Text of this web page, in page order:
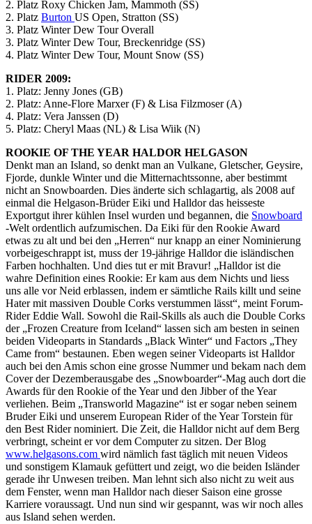
2. Platz Roxy Chicken Jam, Mammoth (SS)
2. Platz Burton US Open, Stratton (SS)
3. Platz Winter Dew Tour Overall
3. Platz Winter Dew Tour, Breckenridge (SS)
4. Platz Winter Dew Tour, Mount Snow (SS)
RIDER 2009:
1. Platz: Jenny Jones (GB)
2. Platz: Anne-Flore Marxer (F) & Lisa Filzmoser (A)
4. Platz: Vera Janssen (D)
5. Platz: Cheryl Maas (NL) & Lisa Wiik (N)
ROOKIE OF THE YEAR HALDOR HELGASON
Denkt man an Island, so denkt man an Vulkane, Gletscher, Geysire,
Fjorde, dunkle Winter und die Mitternachtssonne, aber bestimmt
nicht an Snowboarden. Dies änderte sich schlagartig, als 2008 auf
einmal die Helgason-Brüder Eiki und Halldor das heisseste
Exportgut ihrer kühlen Insel wurden und begannen, die Snowboard
-Welt ordentlich aufzumischen. Da Eiki für den Rookie Award
etwas zu alt und bei den „Herren“ nur knapp an einer Nominierung
vorbeigeschrappt ist, muss der 19-jährige Halldor die isländischen
Farben hochhalten. Und dies tut er mit Bravur! „Halldor ist die
wahre Definition eines Rookie: Er kam aus dem Nichts und liess
uns alle vor Neid erblassen, indem er sämtliche Rails killt und seine
Hater mit massiven Double Corks verstummen lässt“, meint Forum-
Rider Eddie Wall. Sowohl die Rail-Skills als auch die Double Corks
der „Frozen Creature from Iceland“ lassen sich am besten in seinen
beiden Videoparts in Standards „Black Winter“ und Factors „They
Came from“ bestaunen. Eben wegen seiner Videoparts ist Halldor
auch bei den Amis schon eine grosse Nummer und bekam nach dem
Cover der Dezemberausgabe des „Snowboarder“-Mag auch dort die
Awards für den Rookie of the Year und den Jibber of the Year
verliehen. Beim „Transworld Magazine“ ist er sogar neben seinem
Bruder Eiki und unserem European Rider of the Year Torstein für
den Best Rider nominiert. Die Zeit, die Halldor nicht auf dem Berg
verbringt, scheint er vor dem Computer zu sitzen. Der Blog
www.helgasons.com wird nämlich fast täglich mit neuen Videos
und sonstigem Klamauk gefüttert und zeigt, wo die beiden Isländer
gerade ihr Unwesen treiben. Man lehnt sich also nicht zu weit aus
dem Fenster, wenn man Halldor nach dieser Saison eine grosse
Karriere voraussagt. Und nun sind wir gespannt, was wir noch alles
aus Island sehen werden.